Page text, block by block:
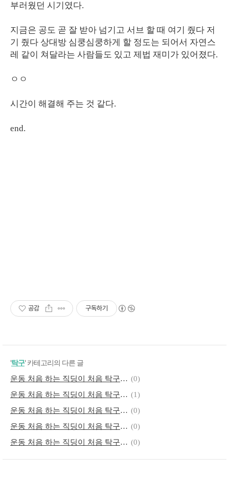
부러웠던 시기였다.
지금은 공도 곧 잘 받아 넘기고 서브 할 때 여기 줬다 저
기 줬다 상대방 심쿵심쿵하게 할 정도는 되어서 자연스
레 같이 쳐달라는 사람들도 있고 제법 재미가 있어졌다.
ㅇㅇ
시간이 해결해 주는 것 같다.
end.
공감 구독하기
'탁구' 카테고리의 다른 글
운동 처음 하는 직딩이 처음 탁구 배우기 - 제37편 탁구를 치면서 배운것들 (0)
운동 처음 하는 직딩이 처음 탁구 배우기 - 제36편 이제는 탁구를 많이 쳤다는 생각이 든다 (1)
운동 처음 하는 직딩이 처음 탁구 배우기 - 제34편 쉐이크 핸드 탁구라켓 쥐는 법 (0)
운동 처음 하는 직딩이 처음 탁구 배우기 - 제33편 승부와 승부 감각 승부 스트레스 (0)
운동 처음 하는 직딩이 처음 탁구 배우기 - 제32편 왼손 오른손의 균형 (0)